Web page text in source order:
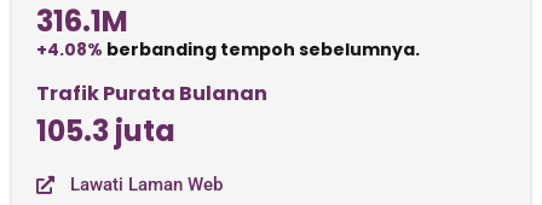
316.1M
+4.08% berbanding tempoh sebelumnya.
Trafik Purata Bulanan
105.3 juta
Lawati Laman Web